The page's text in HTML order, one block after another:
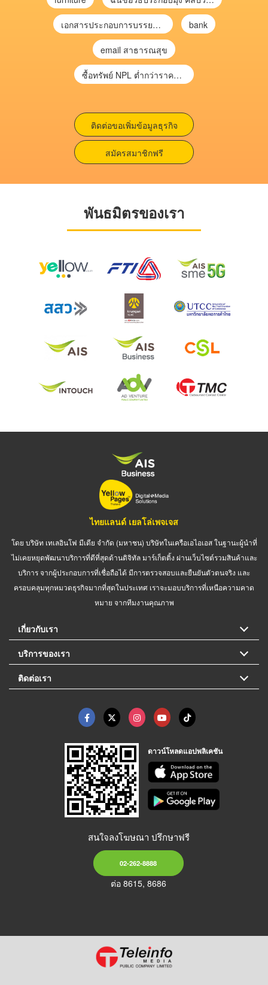
เอกสารประกอบการบรรยาย การประเมินความเสี่ยงเพื่อวางแผนการตรวจสอบ \ bank
email สาธารณสุข
ซื้อทรัพย์ NPL ต่ำกว่าราคาตลาด 30-70% แบบไม่ต้องไปประมูล”
ติดต่อขอเพิ่มข้อมูลธุรกิจ
สมัครสมาชิกฟรี
พันธมิตรของเรา
ไทยแลนด์ เยลโล่เพจเจส
โดย บริษัท เทเลอินโฟ มีเดีย จำกัด (มหาชน) บริษัทในเครือเอไอเอส ในฐานะผู้นำที่
ไม่เคยหยุดพัฒนาบริการที่ดีที่สุดด้านดิจิทัล มาร์เก็ตติ้ง ผ่านเว็บไซต์รวมสินค้าและ
บริการ จากผู้ประกอบการที่เชื่อถือได้ มีการตรวจสอบและยืนยันตัวตนจริง และ
ครอบคลุมทุกหมวดธุรกิจมากที่สุดในประเทศ เราจะมอบบริการที่เหนือความคาด
หมาย จากทีมงานคุณภาพ
เกี่ยวกับเรา
บริการของเรา
ติดต่อเรา
ดาวน์โหลดแอปพลิเคชัน
สนใจลงโฆษณา ปรึกษาฟรี
02-262-8888
ต่อ 8615, 8686